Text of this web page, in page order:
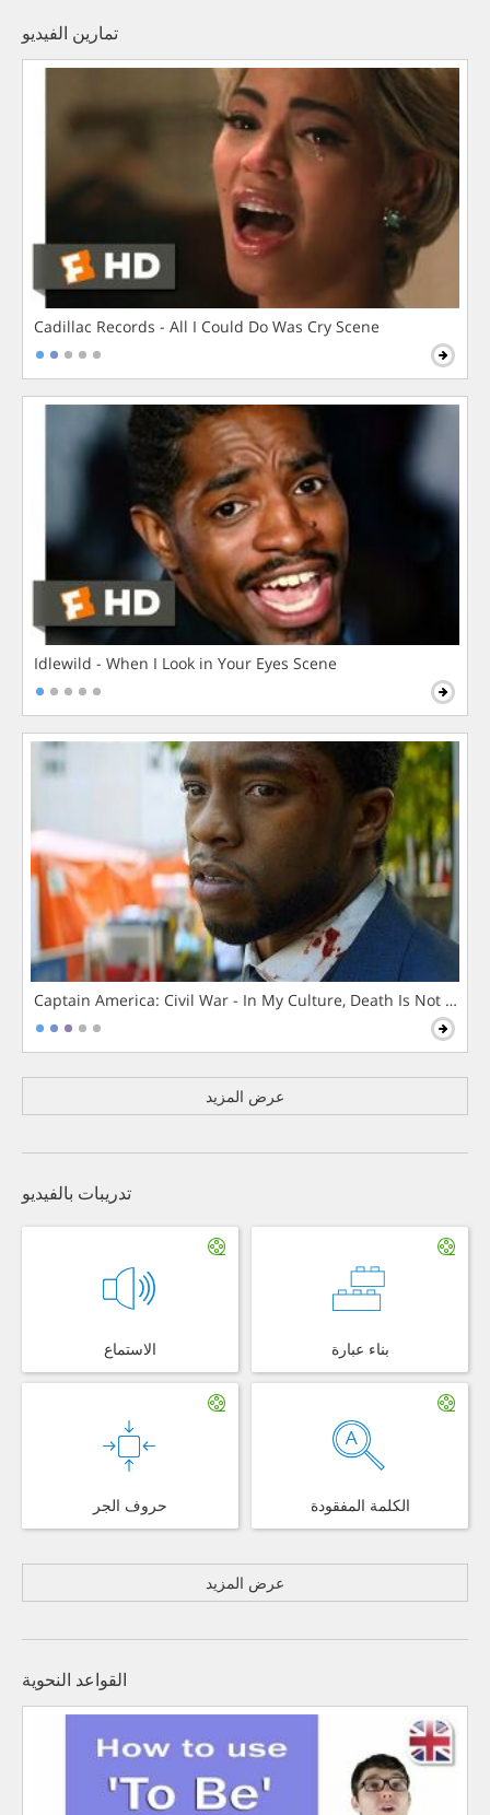
تمارين الفيديو
Cadillac Records - All I Could Do Was Cry Scene
Idlewild - When I Look in Your Eyes Scene
Captain America: Civil War - In My Culture, Death Is Not The
عرض المزيد
تدريبات بالفيديو
الاستماع بناء عبارة
حروف الجر الكلمة المفقودة
عرض المزيد
القواعد النحوية